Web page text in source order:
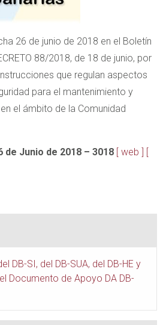
26 de junio de 2018 en el Boletín
88/2018, de 18 de junio, por
que regulan aspectos
para el mantenimiento y
el ámbito de la Comunidad
de Junio de 2018 – 3018 [ web ] [
DB-SI, del DB-SUA, del DB-HE y
Documento de Apoyo DA DB-